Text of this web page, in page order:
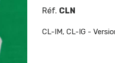
Réf. CLN
CL-IM, CL-IG -